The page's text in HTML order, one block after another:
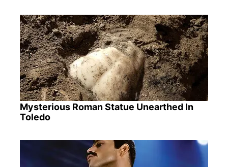
Mysterious Roman Statue Unearthed In
Toledo